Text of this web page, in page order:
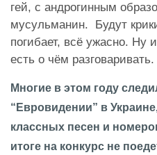
гей, с андрогинным
мусульманин. Будут
погибает, всё ужасно. Ну
есть о чём разговаривать.
Многие в этом году
“Евровидении” в
классных песен и
итоге на конкурс не